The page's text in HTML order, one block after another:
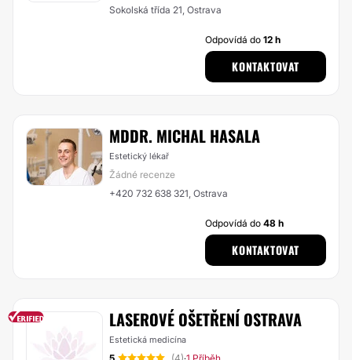
Sokolská třída 21, Ostrava
Odpovídá do12 h
KONTAKTOVAT
MDDR. MICHAL HASALA
Estetický lékař
Žádné recenze
+420 732 638 321, Ostrava
Odpovídá do48 h
KONTAKTOVAT
LASEROVÉ OŠETŘENÍ OSTRAVA
Estetická medicína